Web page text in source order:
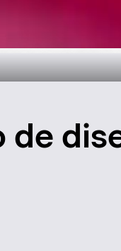
Descúbralo ahora
de